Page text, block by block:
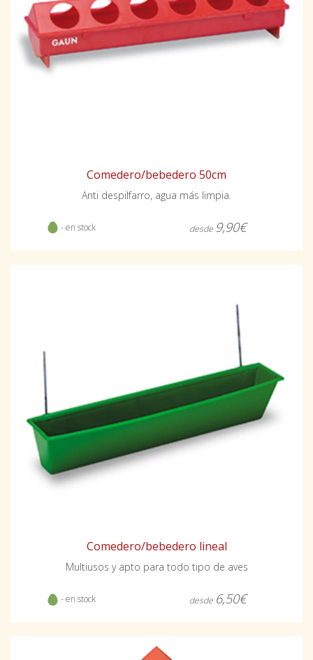
Comedero/bebedero 50cm
Anti despilfarro, agua más limpia.
- en stock desde 9,90€
Comedero/bebedero lineal
Multiusos y apto para todo tipo de aves
- en stock desde 6,50€